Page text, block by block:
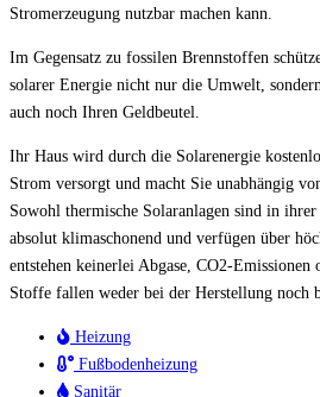
Stromerzeugung nutzbar machen kann.
Im Gegensatz zu fossilen Brennstoffen
solarer Energie nicht nur die Umwelt,
auch noch Ihren Geldbeutel.
Ihr Haus wird durch die Solarenergie
Strom versorgt und macht Sie unabhängig
Sowohl thermische Solaranlagen sind in
absolut klimaschonend und verfügen über
entstehen keinerlei Abgase, CO2-Emissionen
Stoffe fallen weder bei der Herstellung noch
Heizung
Fußbodenheizung
Sanitär